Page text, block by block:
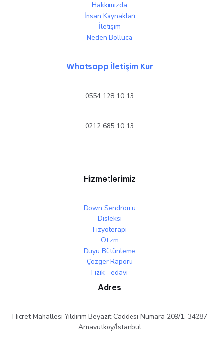
Hakkımızda
İnsan Kaynakları
İletişim
Neden Bolluca
Whatsapp İletişim Kur
0554 128 10 13
0212 685 10 13
Hizmetlerimiz
Down Sendromu
Disleksi
Fizyoterapi
Otizm
Duyu Bütünleme
Çözger Raporu
Fizik Tedavi
Adres
Hicret Mahallesi Yıldırım Beyazıt Caddesi Numara 209/1, 34287
Arnavutköy/İstanbul